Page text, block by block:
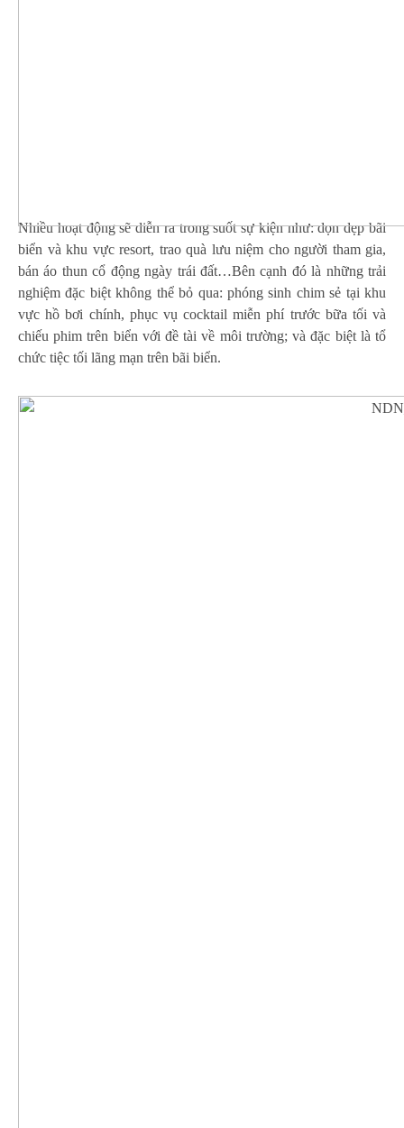
Nhiều hoạt động sẽ diễn ra trong suốt sự kiện như: dọn dẹp bãi
biển và khu vực resort, trao quà lưu niệm cho người tham gia,
bán áo thun cổ động ngày trái đất…Bên cạnh đó là những trải
nghiệm đặc biệt không thể bỏ qua: phóng sinh chim sẻ tại khu
vực hồ bơi chính, phục vụ cocktail miễn phí trước bữa tối và
chiếu phim trên biển với đề tài về môi trường; và đặc biệt là tổ
chức tiệc tối lãng mạn trên bãi biển.